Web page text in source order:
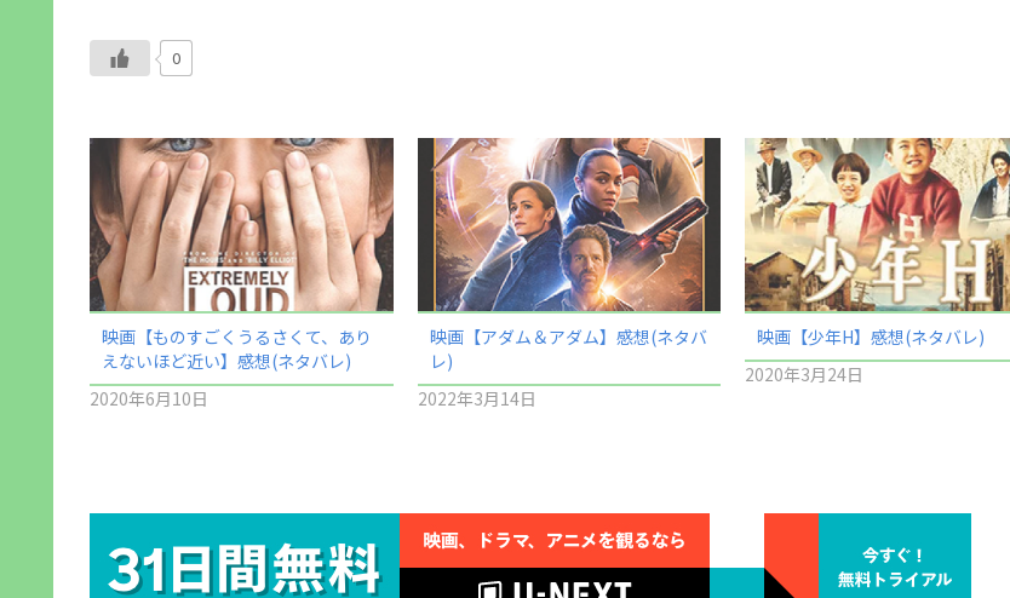
0
映画【ものすごくうるさくて、あり
えないほど近い】感想(ネタバレ)
2020年6月10日
映画【アダム＆アダム】感想(ネタバ
レ)
2022年3月14日
映画【少年H】感想(ネタバレ)
2020年3月24日